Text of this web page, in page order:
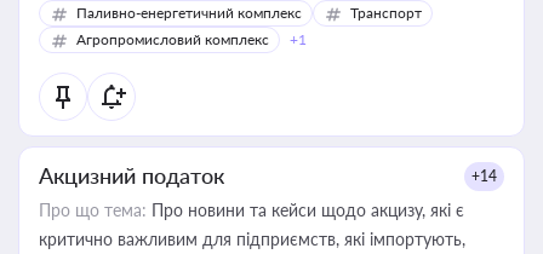
Паливно-енергетичний комплекс
Транспорт
Агропромисловий комплекс
+1
Акцизний податок +14
Про що тема: Про новини та кейси щодо акцизу, які є
критично важливим для підприємств, які імпортують,